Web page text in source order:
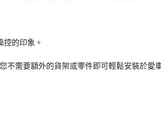
的印象。
不需要額外的貨架或零件即可輕鬆安裝於愛